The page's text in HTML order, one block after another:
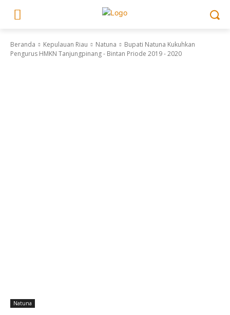
Beranda Kepulauan Riau Natuna
Bupati Natuna Kukuhkan
Pengurus HMKN Tanjungpinang - Bintan Priode 2019 - 2020
Natuna